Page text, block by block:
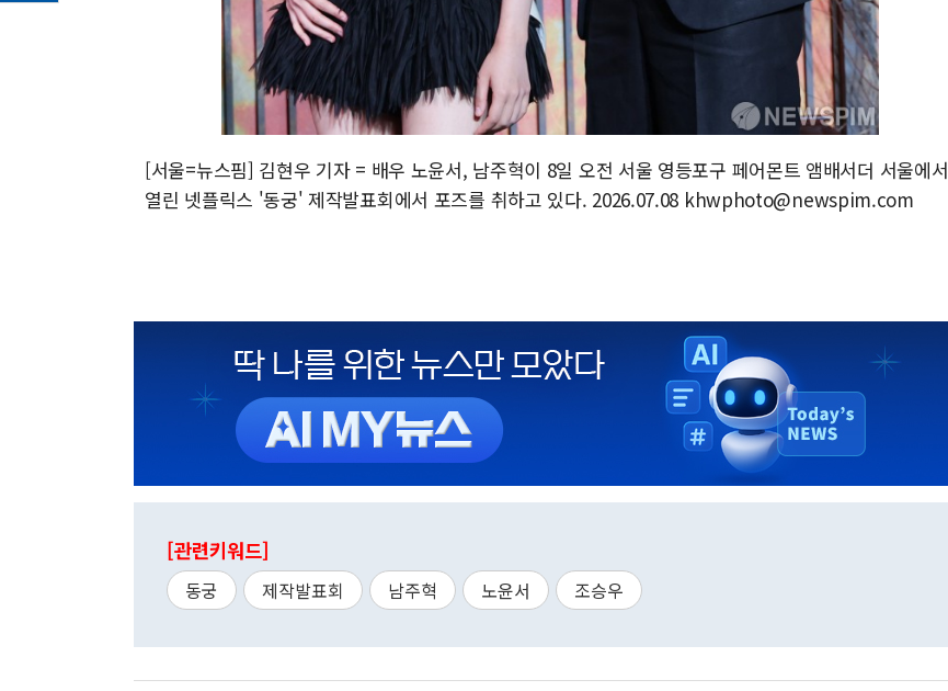
[서울=뉴스핌] 김현우 기자 = 배우 노윤서, 남주혁이 8일 오전 서울 영등포구 페어몬트 앰배서더 서울에서
열린 넷플릭스 '동궁' 제작발표회에서 포즈를 취하고 있다. 2026.07.08 khwphoto@newspim.com
[관련키워드]
동궁 제작발표회 남주혁 노윤서 조승우